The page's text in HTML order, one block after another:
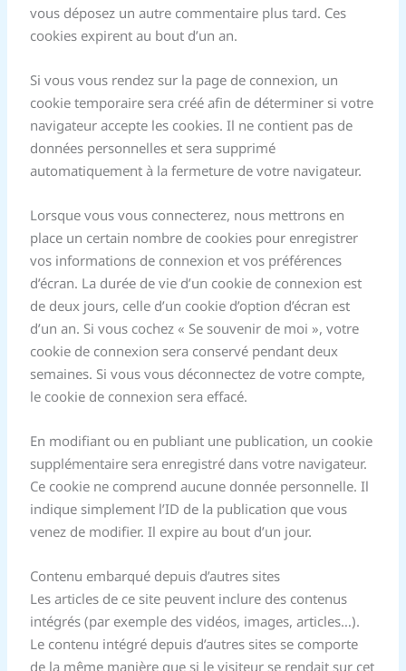
vous déposez un autre commentaire plus tard. Ces
cookies expirent au bout d’un an.
Si vous vous rendez sur la page de connexion, un
cookie temporaire sera créé afin de déterminer si votre
navigateur accepte les cookies. Il ne contient pas de
données personnelles et sera supprimé
automatiquement à la fermeture de votre navigateur.
Lorsque vous vous connecterez, nous mettrons en
place un certain nombre de cookies pour enregistrer
vos informations de connexion et vos préférences
d’écran. La durée de vie d’un cookie de connexion est
de deux jours, celle d’un cookie d’option d’écran est
d’un an. Si vous cochez « Se souvenir de moi », votre
cookie de connexion sera conservé pendant deux
semaines. Si vous vous déconnectez de votre compte,
le cookie de connexion sera effacé.
En modifiant ou en publiant une publication, un cookie
supplémentaire sera enregistré dans votre navigateur.
Ce cookie ne comprend aucune donnée personnelle. Il
indique simplement l’ID de la publication que vous
venez de modifier. Il expire au bout d’un jour.
Contenu embarqué depuis d’autres sites
Les articles de ce site peuvent inclure des contenus
intégrés (par exemple des vidéos, images, articles…).
Le contenu intégré depuis d’autres sites se comporte
de la même manière que si le visiteur se rendait sur cet